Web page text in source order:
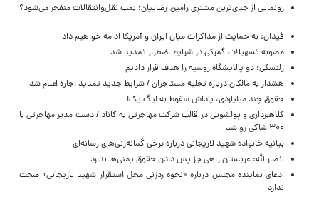
رونمایی از جدی‌ترین مشتری رامین رضاییان؛ بمب نقل‌وانتقالات منفجر می‌شود؟
فیدان: به حمایت از مذاکرات میان ایران و آمریکا ادامه خواهیم داد
مصوبه تسهیلات گمرکی در شرایط اضطرار تمدید شد
زلنسکی: دو پالایشگاه روسیه را هدف قرار دادیم
هشدار به مالکان درباره تخلیه مستاجران / شرایط جدید تمدید اجاره اعلام شد
حقوق چند میلیاردی، پاداش سقوط به لیگ یک!
کلاهبرداری و پولشویی در قالب شرکت مهاجرتی به کانادا/ دست مدیر مهاجرتی با
۳۰۰ شاکی رو شد
بیانیه خانواده شهید لاریجانی درباره برخی گمانه‌زنی‌های رسانه‌ای
انصارالله: عربستان راهی جز پس دادن حقوق یمنی‌ها ندارد
ادعای نماینده مجلس درباره «نحوه ردزنی محل استقرار شهید لاریجانی» صحت
ندارد